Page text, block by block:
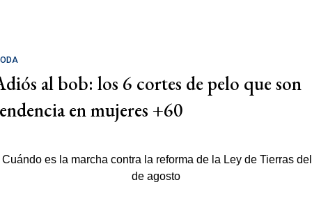
al bob: los 6 cortes de pelo que son
en mujeres +60